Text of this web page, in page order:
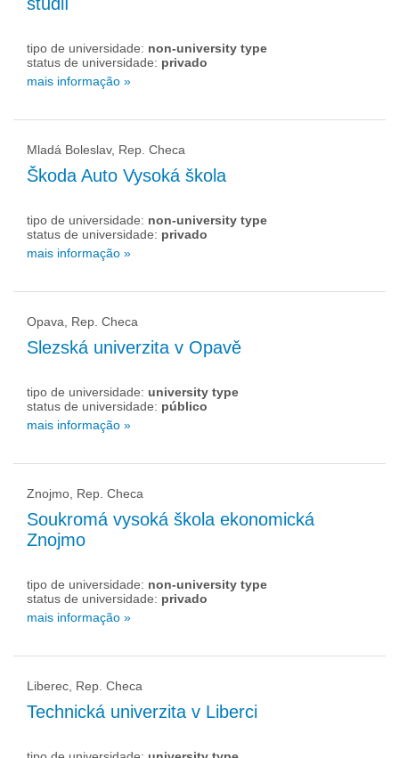
tipo de universidade: non-university type
status de universidade: privado
mais informação »
Mladá Boleslav, Rep. Checa
Škoda Auto Vysoká škola
tipo de universidade: non-university type
status de universidade: privado
mais informação »
Opava, Rep. Checa
Slezská univerzita v Opavě
tipo de universidade: university type
status de universidade: público
mais informação »
Znojmo, Rep. Checa
Soukromá vysoká škola ekonomická
Znojmo
tipo de universidade: non-university type
status de universidade: privado
mais informação »
Liberec, Rep. Checa
Technická univerzita v Liberci